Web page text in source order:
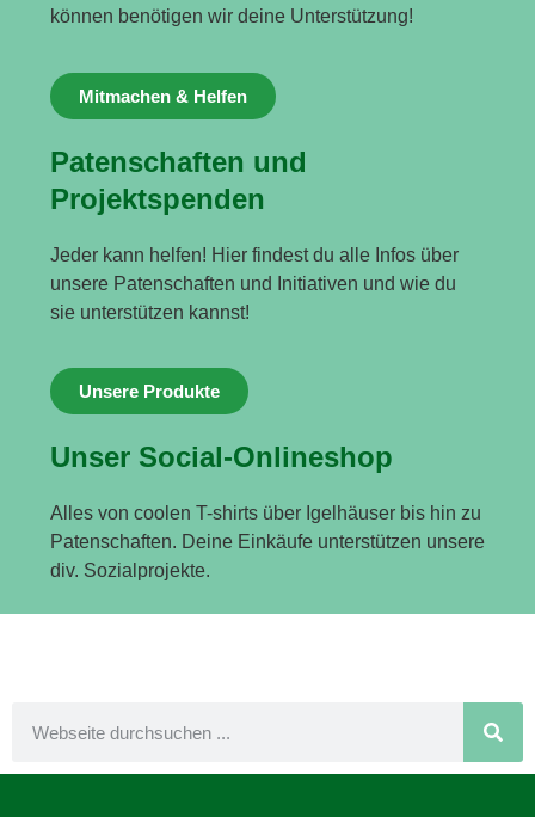
können benötigen wir deine Unterstützung!
Mitmachen & Helfen
Patenschaften und
Projektspenden
Jeder kann helfen! Hier findest du alle Infos über
unsere Patenschaften und Initiativen und wie du
sie unterstützen kannst!
Unsere Produkte
Unser Social-Onlineshop
Alles von coolen T-shirts über Igelhäuser bis hin zu
Patenschaften. Deine Einkäufe unterstützen unsere
div. Sozialprojekte.